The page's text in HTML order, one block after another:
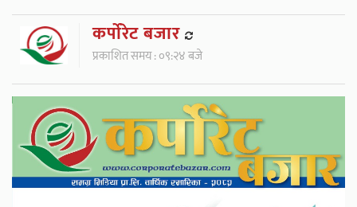
कर्पाेरेट बजार
प्रकाशित समय : ०९:२४ बजे